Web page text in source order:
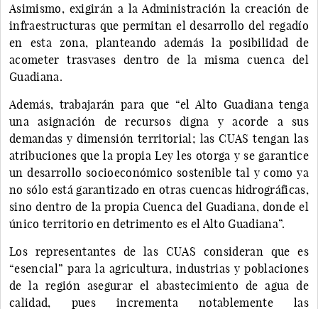
Asimismo, exigirán a la Administración la creación de
infraestructuras que permitan el desarrollo del regadío
en esta zona, planteando además la posibilidad de
acometer trasvases dentro de la misma cuenca del
Guadiana.
Además, trabajarán para que “el Alto Guadiana tenga
una asignación de recursos digna y acorde a sus
demandas y dimensión territorial; las CUAS tengan las
atribuciones que la propia Ley les otorga y se garantice
un desarrollo socioeconómico sostenible tal y como ya
no sólo está garantizado en otras cuencas hidrográficas,
sino dentro de la propia Cuenca del Guadiana, donde el
único territorio en detrimento es el Alto Guadiana”.
Los representantes de las CUAS consideran que es
“esencial” para la agricultura, industrias y poblaciones
de la región asegurar el abastecimiento de agua de
calidad, pues incrementa notablemente las